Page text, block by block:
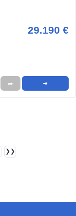
29.190 €
➦ ➜
❯❯